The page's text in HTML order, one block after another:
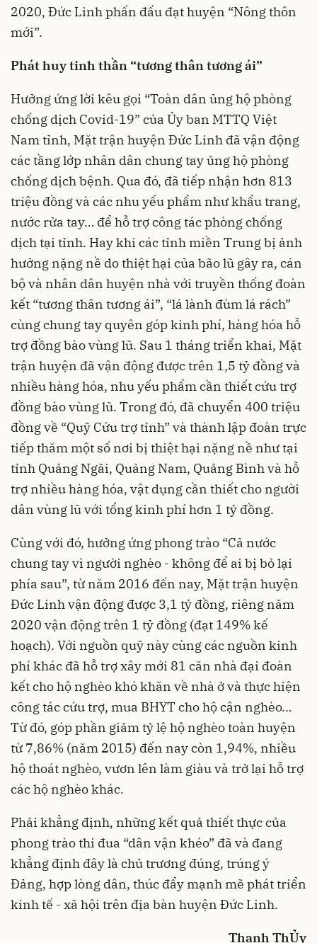
2020, Đức Linh phấn đấu đạt huyện “Nông thôn
mới”.
Phát huy tinh thần “tương thân tương ái”
Hưởng ứng lời kêu gọi “Toàn dân ủng hộ phòng
chống dịch Covid-19” của Ủy ban MTTQ Việt
Nam tỉnh, Mặt trận huyện Đức Linh đã vận động
các tầng lớp nhân dân chung tay ủng hộ phòng
chống dịch bệnh. Qua đó, đã tiếp nhận hơn 813
triệu đồng và các nhu yếu phẩm như khẩu trang,
nước rửa tay… để hỗ trợ công tác phòng chống
dịch tại tỉnh. Hay khi các tỉnh miền Trung bị ảnh
hưởng nặng nề do thiệt hại của bão lũ gây ra, cán
bộ và nhân dân huyện nhà với truyền thống đoàn
kết “tương thân tương ái”, “lá lành đùm lá rách”
cùng chung tay quyên góp kinh phí, hàng hóa hỗ
trợ đồng bào vùng lũ. Sau 1 tháng triển khai, Mặt
trận huyện đã vận động được trên 1,5 tỷ đồng và
nhiều hàng hóa, nhu yếu phẩm cần thiết cứu trợ
đồng bào vùng lũ. Trong đó, đã chuyển 400 triệu
đồng về “Quỹ Cứu trợ tỉnh” và thành lập đoàn trực
tiếp thăm một số nơi bị thiệt hại nặng nề như tại
tỉnh Quảng Ngãi, Quảng Nam, Quảng Bình và hỗ
trợ nhiều hàng hóa, vật dụng cần thiết cho người
dân vùng lũ với tổng kinh phí hơn 1 tỷ đồng.
Cùng với đó, hưởng ứng phong trào “Cả nước
chung tay vì người nghèo - không để ai bị bỏ lại
phía sau”, từ năm 2016 đến nay, Mặt trận huyện
Đức Linh vận động được 3,1 tỷ đồng, riêng năm
2020 vận động trên 1 tỷ đồng (đạt 149% kế
hoạch). Với nguồn quỹ này cùng các nguồn kinh
phí khác đã hỗ trợ xây mới 81 căn nhà đại đoàn
kết cho hộ nghèo khó khăn về nhà ở và thực hiện
công tác cứu trợ, mua BHYT cho hộ cận nghèo…
Từ đó, góp phần giảm tỷ lệ hộ nghèo toàn huyện
từ 7,86% (năm 2015) đến nay còn 1,94%, nhiều
hộ thoát nghèo, vươn lên làm giàu và trở lại hỗ trợ
các hộ nghèo khác.
Phải khẳng định, những kết quả thiết thực của
phong trào thi đua “dân vận khéo” đã và đang
khẳng định đây là chủ trương đúng, trúng ý
Đảng, hợp lòng dân, thúc đẩy mạnh mẽ phát triển
kinh tế - xã hội trên địa bàn huyện Đức Linh.
Thanh ThỦy